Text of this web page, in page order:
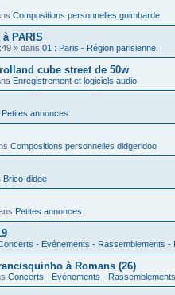
Compositions personnelles guimbarde
PARIS
» dans 01 : Paris - Région parisienne.
cube street de 50w
Enregistrement et logiciels audio
Petites annonces
Compositions personnelles didgeridoo
Brico-didge
Petites annonces
- Evénements - Rassemblements -
à Romans (26)
Concerts - Evénements -